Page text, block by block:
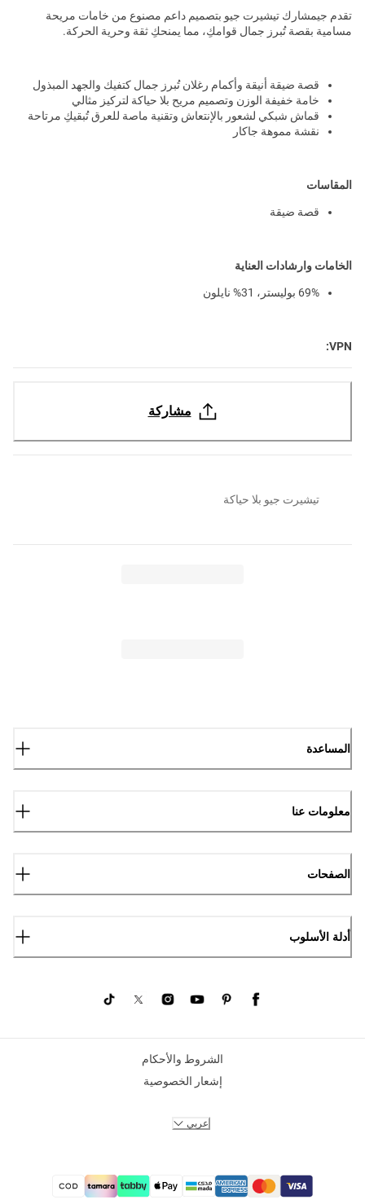
تقدم جيمشارك تيشيرت جيو بتصميم داعم مصنوع من خامات مريحة
مسامية بقصة تُبرز جمال قوامكِ، مما يمنحكِ ثقة وحرية الحركة.
قصة ضيقة أنيقة وأكمام رغلان تُبرز جمال كتفيك والجهد المبذول
خامة خفيفة الوزن وتصميم مريح بلا حياكة لتركيز مثالي
قماش شبكي لشعور بالإنتعاش وتقنية ماصة للعرق تُبقيكِ مرتاحة
نقشة مموهة جاكار
المقاسات
قصة ضيقة
الخامات وارشادات العناية
69% بوليستر، 31% نايلون
VPN:
مشاركة
تيشيرت جيو بلا حياكة
المساعدة
معلومات عنا
الصفحات
أدلة الأسلوب
الشروط والأحكام
إشعار الخصوصية
عربي